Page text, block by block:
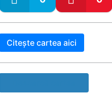
Citește cartea aici